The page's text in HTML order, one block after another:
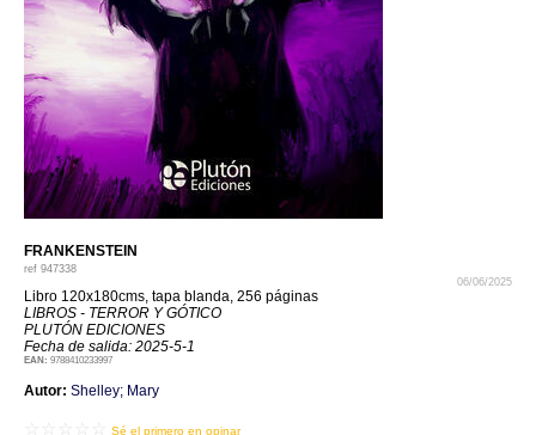
FRANKENSTEIN
ref 947338
06/06/2025
Libro 120x180cms, tapa blanda, 256 páginas
LIBROS - TERROR Y GÓTICO
PLUTÓN EDICIONES
Fecha de salida: 2025-5-1
EAN: 9788410233997
Autor: Shelley; Mary
Sé el primero en opinar